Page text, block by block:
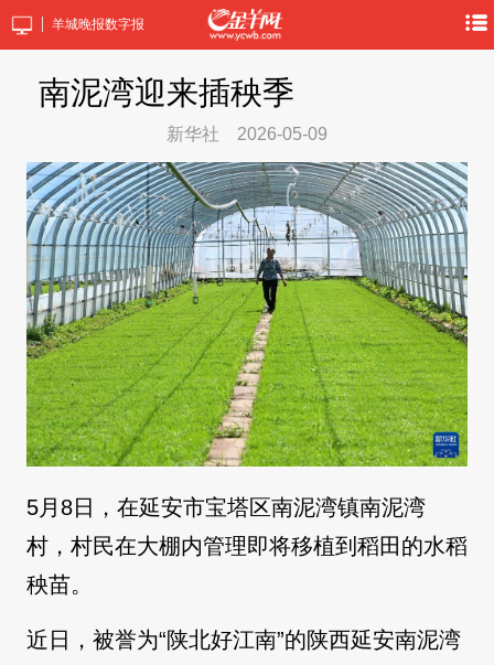
羊城晚报数字报
南泥湾迎来插秧季
新华社 2026-05-09
5月8日，在延安市宝塔区南泥湾镇南泥湾
村，村民在大棚内管理即将移植到稻田的水稻
秧苗。
近日，被誉为“陕北好江南”的陕西延安南泥湾